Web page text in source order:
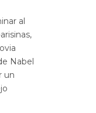
al
Nabel
un